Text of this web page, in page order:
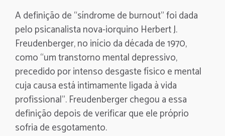
A definição de “síndrome de burnout” foi dada
pelo psicanalista nova-iorquino Herbert J.
Freudenberger, no início da década de 1970,
como “um transtorno mental depressivo,
precedido por intenso desgaste físico e mental
cuja causa está intimamente ligada à vida
profissional”. Freudenberger chegou a essa
definição depois de verificar que ele próprio
sofria de esgotamento.